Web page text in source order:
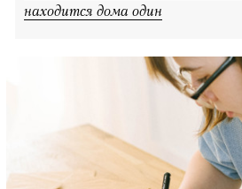
находится дома один